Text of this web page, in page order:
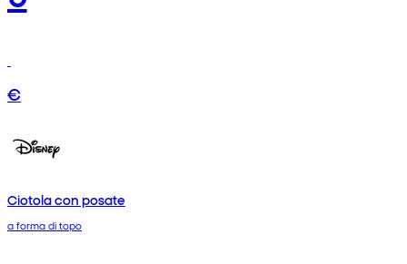
€
Ciotola con posate
a forma di topo